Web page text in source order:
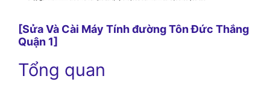
[Sửa Và Cài Máy Tính đường Tôn Đức Thắng
Quận 1]
Tổng quan